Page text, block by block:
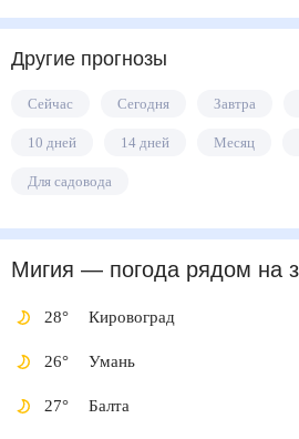
Другие прогнозы
Сейчас Сегодня Завтра
10 дней 14 дней Месяц
Для садовода
Мигия — погода рядом на
28° Кировоград
26° Умань
27° Балта